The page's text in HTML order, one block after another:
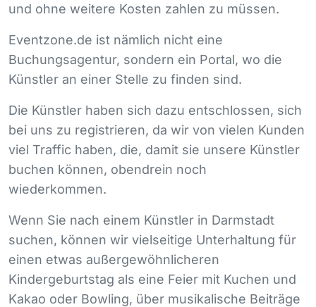
und ohne weitere Kosten zahlen zu müssen.
Eventzone.de ist nämlich nicht eine
Buchungsagentur, sondern ein Portal, wo die
Künstler an einer Stelle zu finden sind.
Die Künstler haben sich dazu entschlossen, sich
bei uns zu registrieren, da wir von vielen Kunden
viel Traffic haben, die, damit sie unsere Künstler
buchen können, obendrein noch
wiederkommen.
Wenn Sie nach einem Künstler in Darmstadt
suchen, können wir vielseitige Unterhaltung für
einen etwas außergewöhnlicheren
Kindergeburtstag als eine Feier mit Kuchen und
Kakao oder Bowling, über musikalische Beiträge